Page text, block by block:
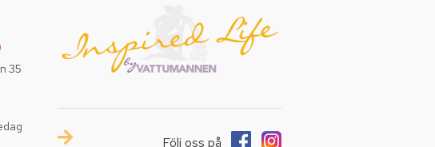
35
Följ oss på